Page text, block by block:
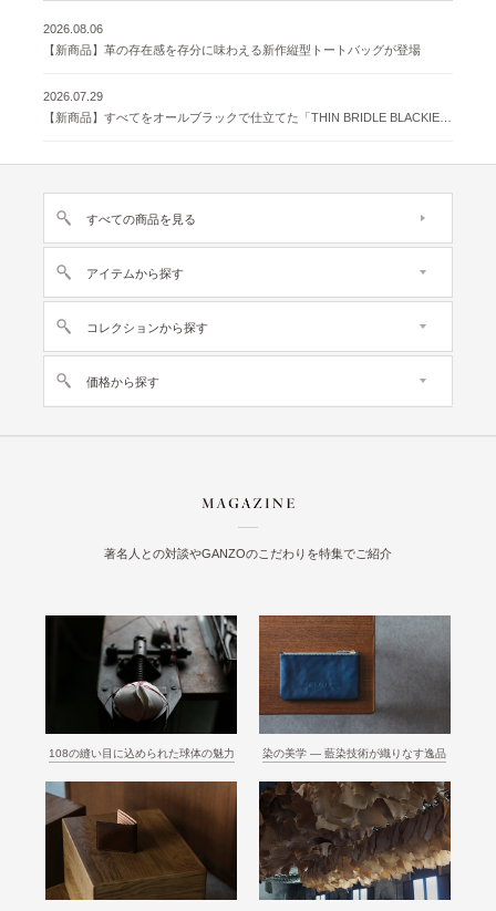
2026.08.06
【新商品】革の存在感を存分に味わえる新作縦型トートバッグが登場
2026.07.29
すべての商品を見る
アイテムから探す
コレクションから探す
価格から探す
著名人との対談やGANZOのこだわりを特集でご紹介
108の縫い目に込められた球体の魅力 染の美学 ― 藍染技術が織りなす逸品